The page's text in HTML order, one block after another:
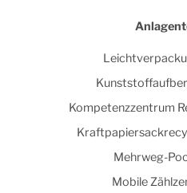
Kompetenzzentrum
Mehrweg-
Mobile